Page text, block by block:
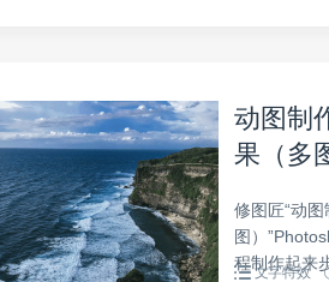
动图制
果（多
修图匠“动
图）
程制作起来
文字特效